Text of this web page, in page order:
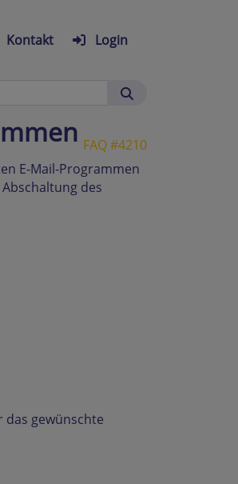
Kontakt Login
FAQ #4210
E-Mail-Programmen
des
das gewünschte